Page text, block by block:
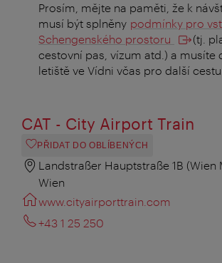
Prosím, mějte na paměti, že k
musí být splněny podmínky pro
Schengenského prostoru
(tj.
cestovní pas, vízum atd.) a musíte
letiště ve Vídni včas pro další cestu.
CAT - City Airport Train
PŘIDAT DO OBLÍBENÝCH
Landstraßer Hauptstraße 1B (Wien
Wien
www.cityairporttrain.com
+43 1 25 250